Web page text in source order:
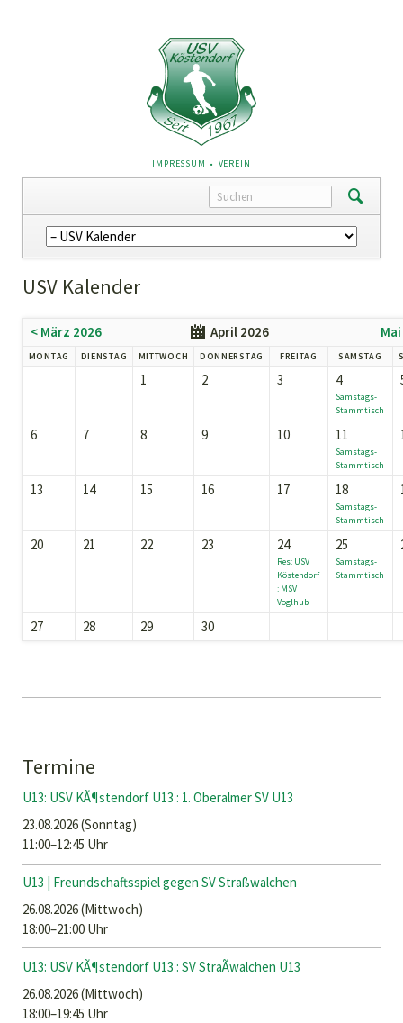
NAVIGATION
ÜBERSPRINGEN
IMPRESSUM VEREIN
Navigation
überspringen
USV Kalender
< März 2026 April 2026
MONTAG DIENSTAG MITTWOCH DONNERSTAG FREITAG SAMSTAG
1 2 3 4
Samstags-
Stammtisch
6 7 8 9 10 11
Samstags-
Stammtisch
13 14 15 16 17 18
Samstags-
Stammtisch
20 21 22 23 24
Res: USV
Köstendorf
: MSV
Voglhub
25
Samstags-
Stammtisch
27 28 29 30
Termine
U13: USV KÃ¶stendorf U13 : 1. Oberalmer SV U13
23.08.2026(Sonntag)
11:00–12:45 Uhr
U13 | Freundschaftsspiel gegen SV Straßwalchen
26.08.2026(Mittwoch)
18:00–21:00 Uhr
U13: USV KÃ¶stendorf U13 : SV StraÃwalchen U13
26.08.2026(Mittwoch)
18:00–19:45 Uhr